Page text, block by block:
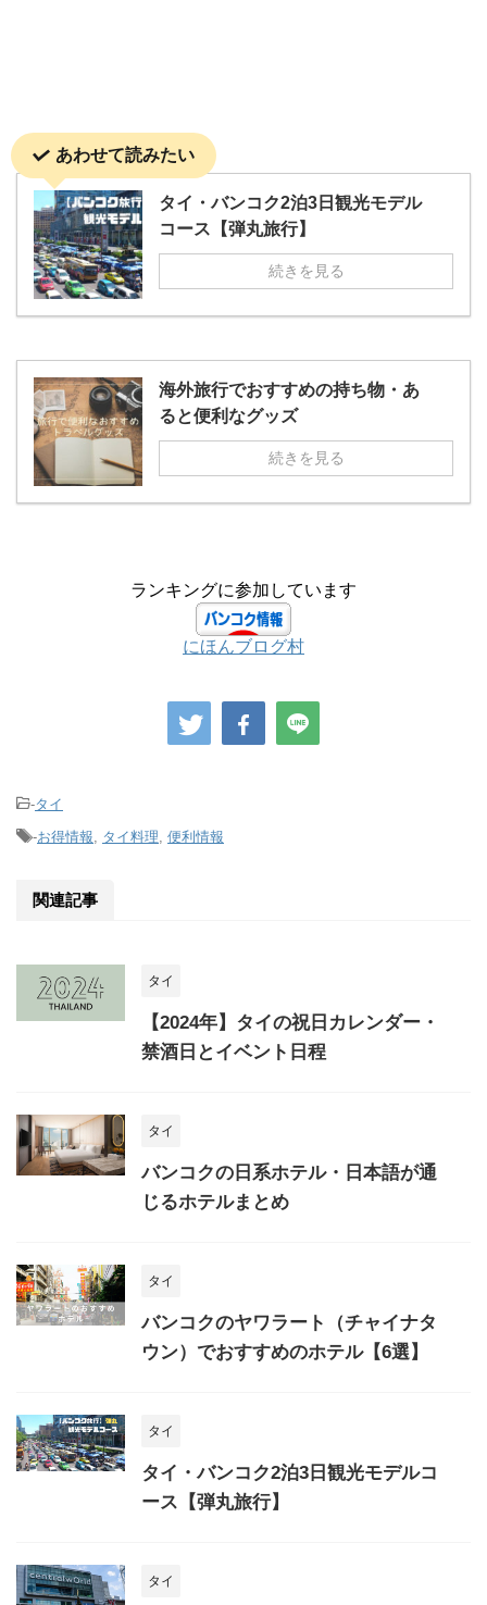
あわせて読みたい
タイ・バンコク2泊3日観光モデル
コース【弾丸旅行】
続きを見る
海外旅行でおすすめの持ち物・あ
ると便利なグッズ
続きを見る
ランキングに参加しています
にほんブログ村
-タイ
-お得情報 タイ料理 便利情報
関連記事
タイ
【2024年】タイの祝日カレンダー・
禁酒日とイベント日程
タイ
バンコクの日系ホテル・日本語が通
じるホテルまとめ
タイ
バンコクのヤワラート（チャイナタ
ウン）でおすすめのホテル【6選】
タイ
タイ・バンコク2泊3日観光モデルコ
ース【弾丸旅行】
タイ